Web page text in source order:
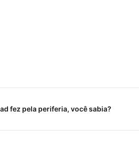
fez pela periferia, você sabia?